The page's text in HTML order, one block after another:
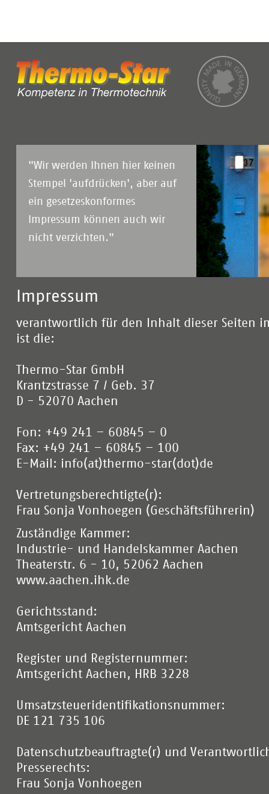
"Wir werden Ihnen hier keinen
Stempel 'aufdrücken', aber auf
ein gesetzeskonformes
Impressum können auch wir
nicht verzichten."
Impressum
verantwortlich für den Inhalt dieser Seiten
ist die:
Thermo-Star GmbH
Krantzstrasse 7 / Geb. 37
D - 52070 Aachen
Fon: +49 241 – 60845 – 0
Fax: +49 241 – 60845 – 100
E-Mail: info(at)thermo-star(dot)de
Vertretungsberechtigte(r):
Frau Sonja Vonhoegen (Geschäftsführerin)
Zuständige Kammer:
Industrie- und Handelskammer Aachen
Theaterstr. 6 - 10, 52062 Aachen
www.aachen.ihk.de
Gerichtsstand:
Amtsgericht Aachen
Register und Registernummer:
Amtsgericht Aachen, HRB 3228
Umsatzsteueridentifikationsnummer:
DE 121 735 106
Datenschutzbeauftragte(r) und
Presserechts:
Frau Sonja Vonhoegen